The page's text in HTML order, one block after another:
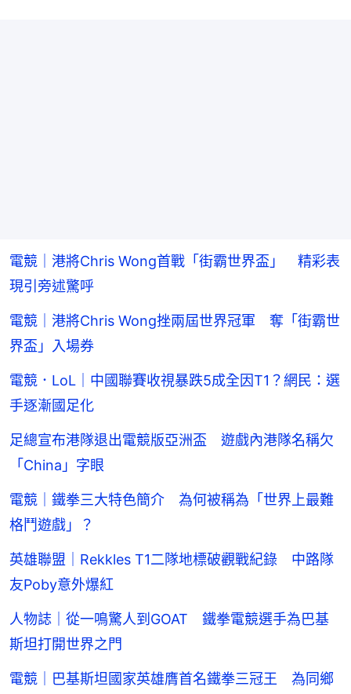
電競｜港將Chris Wong首戰「街霸世界盃」 精彩表
現引旁述驚呼
電競｜港將Chris Wong挫兩屆世界冠軍 奪「街霸世
界盃」入場券
電競．LoL｜中國聯賽收視暴跌5成全因T1？網民：選
手逐漸國足化
足總宣布港隊退出電競版亞洲盃 遊戲內港隊名稱欠
「China」字眼
電競｜鐵拳三大特色簡介 為何被稱為「世界上最難
格鬥遊戲」？
英雄聯盟｜Rekkles T1二隊地標破觀戰紀錄 中路隊
友Poby意外爆紅
人物誌｜從一鳴驚人到GOAT 鐵拳電競選手為巴基
斯坦打開世界之門
電競｜巴基斯坦國家英雄膺首名鐵拳三冠王 為同鄉